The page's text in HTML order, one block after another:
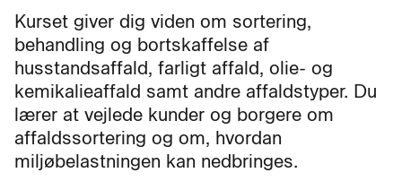
Kurset giver dig viden om sortering,
behandling og bortskaffelse af
husstandsaffald, farligt affald, olie- og
kemikalieaffald samt andre affaldstyper. Du
lærer at vejlede kunder og borgere om
affaldssortering og om, hvordan
miljøbelastningen kan nedbringes.